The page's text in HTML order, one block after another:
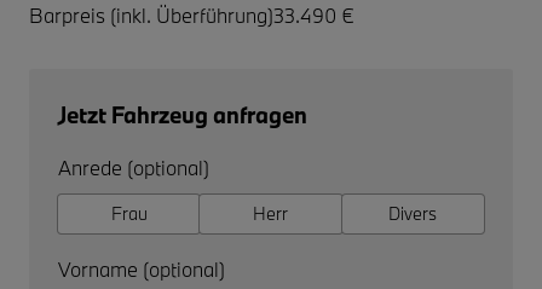
Barpreis (inkl. Überführung)33.490 €
Jetzt Fahrzeug anfragen
Anrede (optional)
Frau Herr Divers
Vorname (optional)